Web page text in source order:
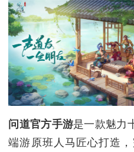
问道官方手游是一款魅力
端游原班人马匠心打造